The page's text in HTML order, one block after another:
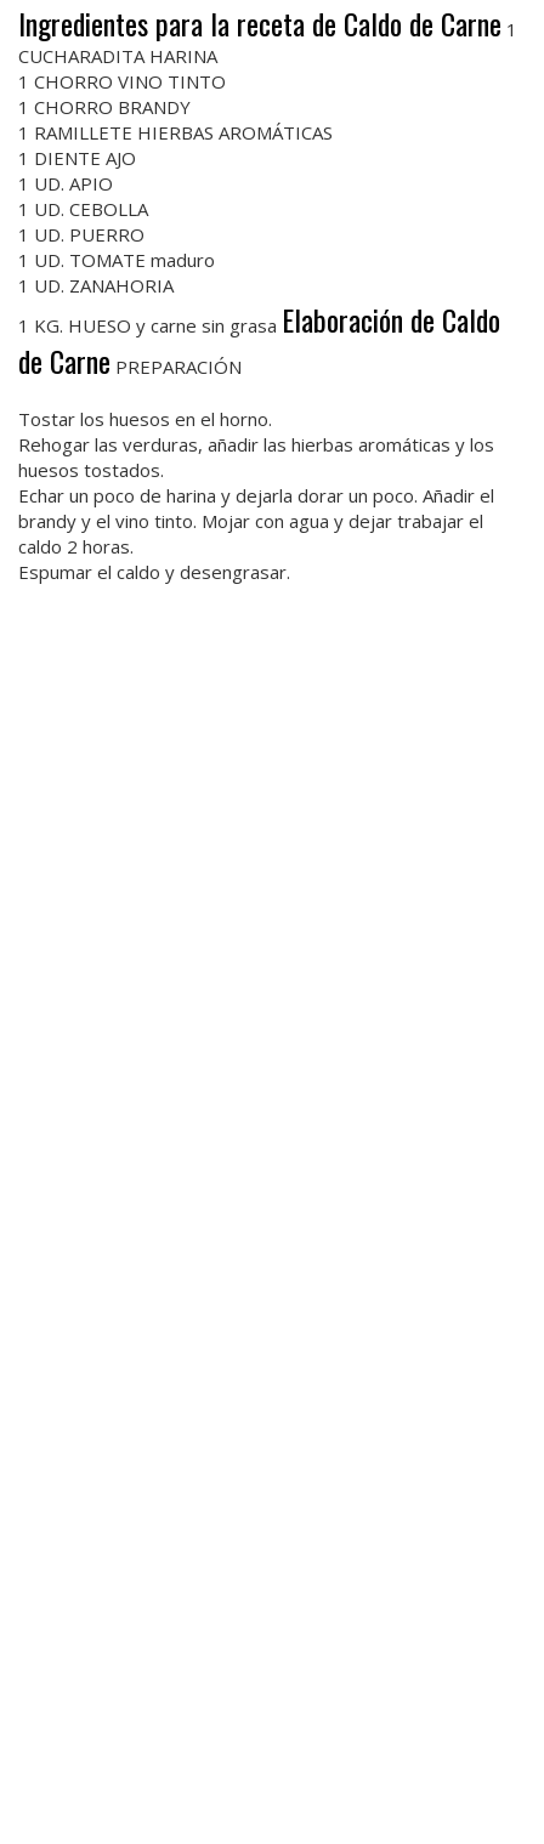
Ingredientes para la receta de Caldo de Carne 1
CUCHARADITA HARINA
1 CHORRO VINO TINTO
1 CHORRO BRANDY
1 RAMILLETE HIERBAS AROMÁTICAS
1 DIENTE AJO
1 UD. APIO
1 UD. CEBOLLA
1 UD. PUERRO
1 UD. TOMATE maduro
1 UD. ZANAHORIA
1 KG. HUESO y carne sin grasa Elaboración de Caldo
de Carne PREPARACIÓN
Tostar los huesos en el horno.
Rehogar las verduras, añadir las hierbas aromáticas y los
huesos tostados.
Echar un poco de harina y dejarla dorar un poco. Añadir el
brandy y el vino tinto. Mojar con agua y dejar trabajar el
caldo 2 horas.
Espumar el caldo y desengrasar.